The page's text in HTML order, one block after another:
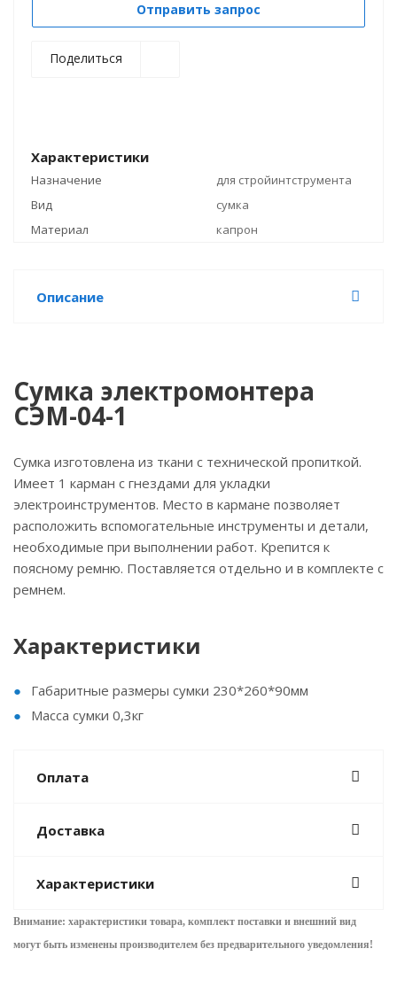
Отправить запрос
Поделиться
Характеристики
Назначение
для стройинтструмента
Вид
сумка
Материал
капрон
Описание
Сумка электромонтера
СЭМ-04-1
Сумка изготовлена из ткани с технической пропиткой.
Имеет 1 карман с гнездами для укладки
электроинструментов. Место в кармане позволяет
расположить вспомогательные инструменты и детали,
необходимые при выполнении работ. Крепится к
поясному ремню. Поставляется отдельно и в комплекте с
ремнем.
Характеристики
Габаритные размеры сумки 230*260*90мм
Масса сумки 0,3кг
Оплата
Доставка
Характеристики
Внимание: характеристики товара, комплект поставки и внешний вид
могут быть изменены производителем без предварительного уведомления!